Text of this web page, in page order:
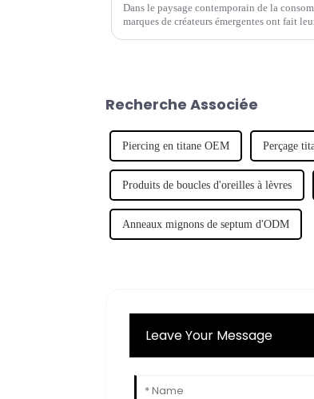
Dans le paysage contemporain de la
marques de créateurs émergentes ont fait
Recherche Associée
Piercing en titane OEM Perçage
Produits de boucles d'oreilles à lèvres
Anneaux mignons de septum d'ODM
Leave Your Message